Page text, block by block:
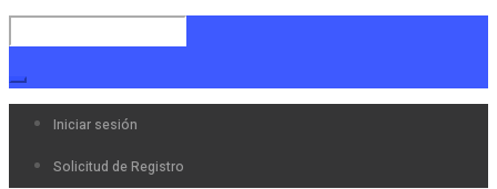
Iniciar sesión
Solicitud de Registro